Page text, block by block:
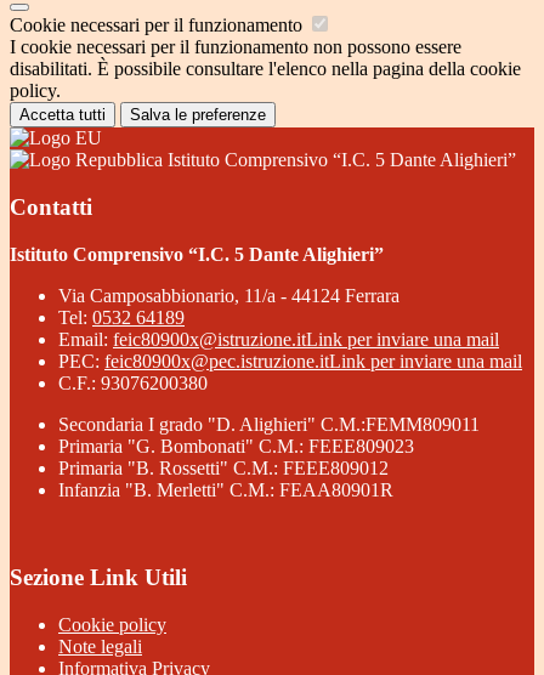
Cookie necessari per il funzionamento
I cookie necessari per il funzionamento non possono essere
disabilitati. È possibile consultare l'elenco nella pagina della cookie
policy.
Accetta tutti Salva le preferenze
Istituto Comprensivo “I.C. 5 Dante Alighieri”
Contatti
Istituto Comprensivo “I.C. 5 Dante Alighieri”
Via Camposabbionario, 11/a - 44124 Ferrara
Tel: 0532 64189
Email: feic80900x@istruzione.itLink per inviare una mail
PEC: feic80900x@pec.istruzione.itLink per inviare una mail
C.F.: 93076200380
Secondaria I grado "D. Alighieri" C.M.:FEMM809011
Primaria "G. Bombonati" C.M.: FEEE809023
Primaria "B. Rossetti" C.M.: FEEE809012
Infanzia "B. Merletti" C.M.: FEAA80901R
Sezione Link Utili
Cookie policy
Note legali
Informativa Privacy